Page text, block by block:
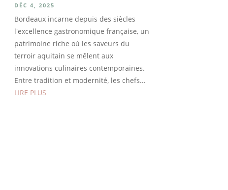
DÉC 4, 2025
Bordeaux incarne depuis des siècles
l'excellence gastronomique française, un
patrimoine riche où les saveurs du
terroir aquitain se mêlent aux
innovations culinaires contemporaines.
Entre tradition et modernité, les chefs...
LIRE PLUS